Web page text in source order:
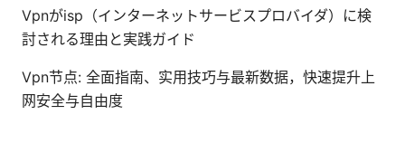
Vpnがisp（インターネットサービスプロバイダ）に検
討される理由と実践ガイド
Vpn节点: 全面指南、实用技巧与最新数据，快速提升上
网安全与自由度